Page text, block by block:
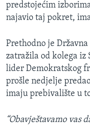
predstojećim
najavio taj pokret,
Prethodno je
zatražila od kolega
lider Demokratskog
prošle nedjelje
imaju prebivalište u
“Obavještavamo vas